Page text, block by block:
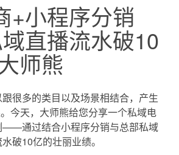
+小程序分销
直播流水破10
师熊
跟很多的类目以及场景相结合，产生
今天，大师熊给您分享一个私域电
——通过结合小程序分销与总部私域
破10亿的壮丽业绩。